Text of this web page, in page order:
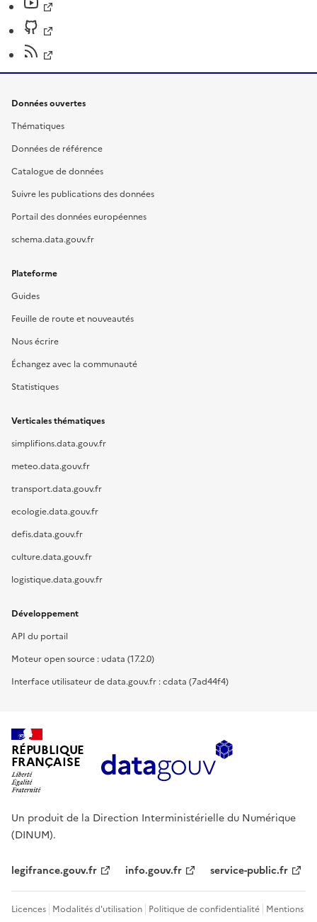
Données ouvertes
Thématiques
Données de référence
Catalogue de données
Suivre les publications des données
Portail des données européennes
schema.data.gouv.fr
Plateforme
Guides
Feuille de route et nouveautés
Nous écrire
Échangez avec la communauté
Statistiques
Verticales thématiques
simplifions.data.gouv.fr
meteo.data.gouv.fr
transport.data.gouv.fr
ecologie.data.gouv.fr
defis.data.gouv.fr
culture.data.gouv.fr
logistique.data.gouv.fr
Développement
API du portail
Moteur open source : udata (17.2.0)
Interface utilisateur de data.gouv.fr : cdata (7ad44f4)
RÉPUBLIQUE
FRANÇAISE
Un produit de la Direction Interministérielle du Numérique
(DINUM).
legifrance.gouv.fr info.gouv.fr service-public.fr
Licences Modalités d'utilisation Politique de confidentialité Mentions